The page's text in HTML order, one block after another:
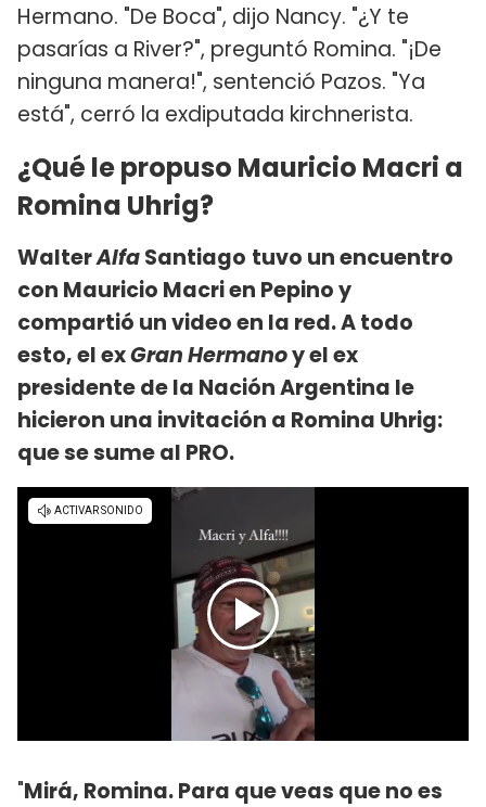
Hermano. "De Boca", dijo Nancy. "¿Y te
pasarías a River?", preguntó Romina. "¡De
ninguna manera!", sentenció Pazos. "Ya
está", cerró la exdiputada kirchnerista.
¿Qué le propuso Mauricio Macri a
Romina Uhrig?
WalterAlfaSantiago tuvo un encuentro
con Mauricio Macri en Pepino y
compartió un video en la red. A todo
esto, el exGran Hermanoy el ex
presidente de la Nación Argentina le
hicieron una invitación a Romina Uhrig:
que se sume al PRO.
"Mirá, Romina. Para que veas que no es